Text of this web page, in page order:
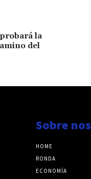
la
del
Sobre
HOME
RONDA
ECONOMÍA